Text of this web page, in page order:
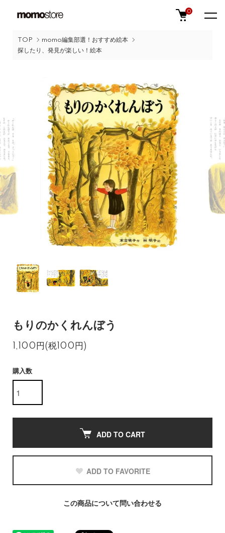
0
TOP
momo編集部選！おすすめ絵本
探したり、発見が楽しい！絵本
もりのかくれんぼう
1,100円(税100円)
購入数
ADD TO CART
ADD TO FAVORITE
この商品について問い合わせる